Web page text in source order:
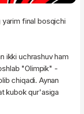
final bosqichi
ikki uchrashuv ham
"Olimpik" -
chiqadi. Aynan
kubok qur'asiga